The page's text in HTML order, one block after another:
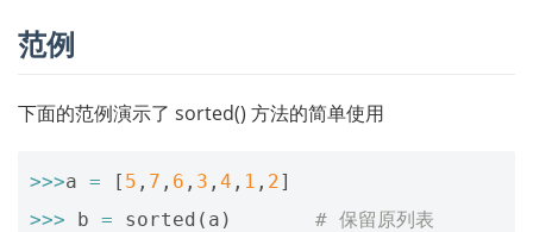
范例
下面的范例演示了 sorted() 方法的简单使用
>>>a = [ 5 , 7 , 6 , 3 , 4 , 1 , 2]
>>>
b = sorted ( a )
# 保留原列表